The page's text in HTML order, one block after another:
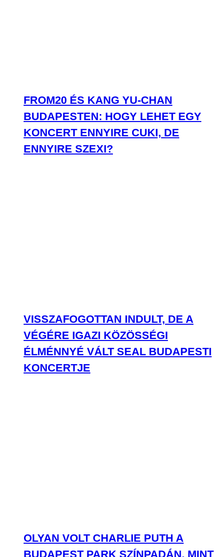
FROM20 ÉS KANG YU-CHAN
BUDAPESTEN: HOGY LEHET EGY
KONCERT ENNYIRE CUKI, DE
ENNYIRE SZEXI?
VISSZAFOGOTTAN INDULT, DE A
VÉGÉRE IGAZI KÖZÖSSÉGI
ÉLMÉNNYÉ VÁLT SEAL BUDAPESTI
KONCERTJE
OLYAN VOLT CHARLIE PUTH A
BUDAPEST PARK SZÍNPADÁN, MINT